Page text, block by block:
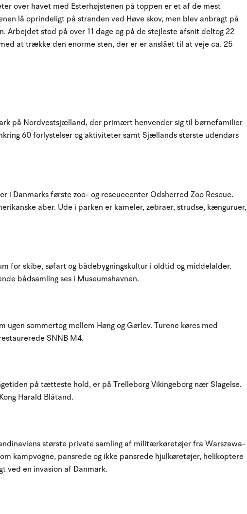
over havet med Esterhøjstenen på toppen er et af de mest
lå oprindeligt på stranden ved Høve skov, men blev anbragt på
Arbejdet stod på over 11 dage og på de stejleste afsnit deltog 22
at trække den enorme sten, der er er anslået til at veje ca. 25
på Nordvestsjælland, der primært henvender sig til børnefamilier
60 forlystelser og aktiviteter samt Sjællands største udendørs
i Danmarks første zoo- og rescuecenter Odsherred Zoo Rescue.
aber. Ude i parken er kameler, zebraer, strudse, kænguruer,
for skibe, søfart og bådebygningskultur i oldtid og middelalder.
bådsamling ses i Museumshavnen.
sommertog mellem Høng og Gørlev. Turene køres med
SNNB M4.
på tætteste hold, er på Trelleborg Vikingeborg nær Slagelse.
Harald Blåtand.
største private samling af militærkøretøjer fra Warszawa-
kampvogne, pansrede og ikke pansrede hjulkøretøjer, helikoptere
ved en invasion af Danmark.